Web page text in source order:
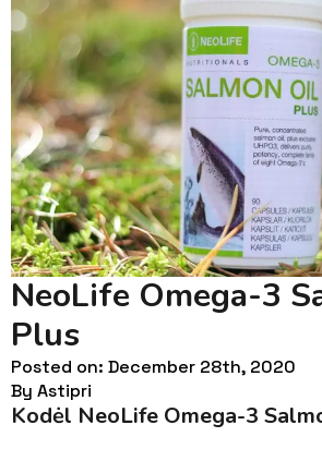
NeoLife Omega-3
Plus
Posted on: December 28th, 2020
By Astipri
Kodėl NeoLife Omega-3